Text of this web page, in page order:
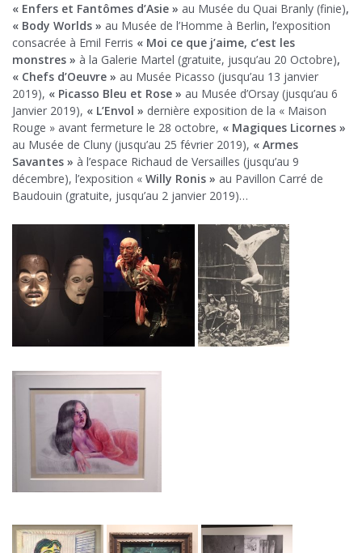
« Enfers et Fantômes d’Asie » au Musée du Quai Branly (finie),
« Body Worlds » au Musée de l’Homme à Berlin, l’exposition
consacrée à Emil Ferris « Moi ce que j’aime, c’est les
monstres » à la Galerie Martel (gratuite, jusqu’au 20 Octobre),
« Chefs d’Oeuvre » au Musée Picasso (jusqu’au 13 janvier
2019), « Picasso Bleu et Rose » au Musée d’Orsay (jusqu’au 6
Janvier 2019), « L’Envol » dernière exposition de la « Maison
Rouge » avant fermeture le 28 octobre, « Magiques Licornes »
au Musée de Cluny (jusqu’au 25 février 2019), « Armes
Savantes » à l’espace Richaud de Versailles (jusqu’au 9
décembre), l’exposition « Willy Ronis » au Pavillon Carré de
Baudouin (gratuite, jusqu’au 2 janvier 2019)…